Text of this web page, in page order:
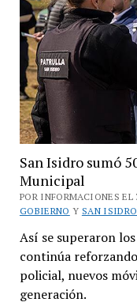
San Isidro sumó
Municipal
POR INFORMACIONES
GOBIERNO Y SAN ISIDRO
Así se superaron
continúa
policial, nuevos
generación.